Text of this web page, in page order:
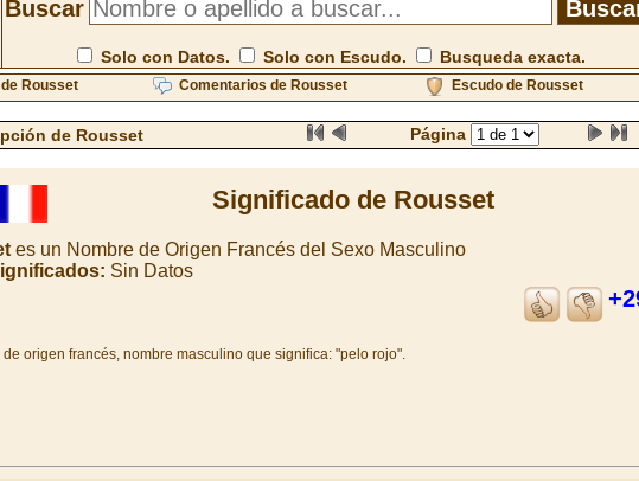
Buscar
Solo con Datos. Solo con Escudo. Busqueda exacta.
Rousset Comentarios de Rousset Escudo de Rousset
de Rousset Página
Significado de Rousset
es un Nombre de Origen Francés del Sexo Masculino
Sin Datos
de origen francés, nombre masculino que significa: "pelo rojo".